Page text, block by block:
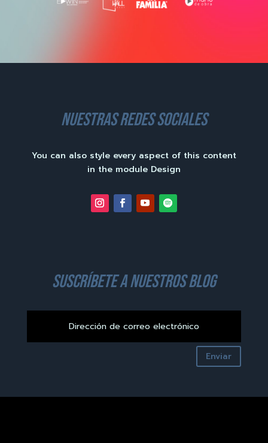
nuestras redes sociales
You can also style every aspect of this content
in the module Design
suscríbete a nuestros blog
Enviar